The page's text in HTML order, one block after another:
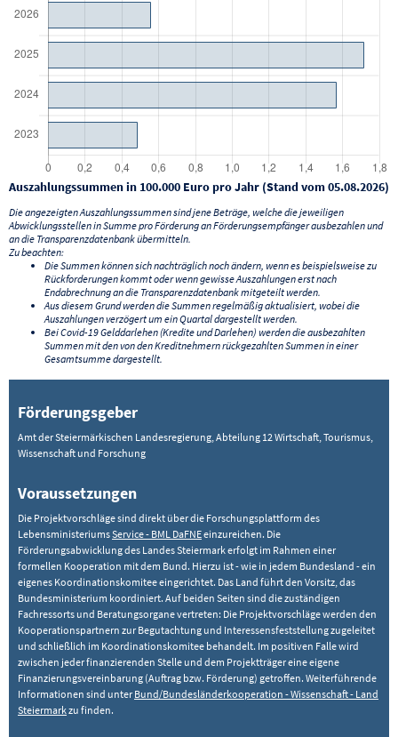
Auszahlungssummen in 100.000 Euro pro Jahr (Stand vom 05.08.2026)
Die angezeigten Auszahlungssummen sind jene Beträge, welche die jeweiligen
Abwicklungsstellen in Summe pro Förderung an Förderungsempfänger ausbezahlen und
an die Transparenzdatenbank übermitteln.
Zu beachten:
Die Summen können sich nachträglich noch ändern, wenn es beispielsweise zu
Rückforderungen kommt oder wenn gewisse Auszahlungen erst nach
Endabrechnung an die Transparenzdatenbank mitgeteilt werden.
Aus diesem Grund werden die Summen regelmäßig aktualisiert, wobei die
Auszahlungen verzögert um ein Quartal dargestellt werden.
Bei Covid-19 Gelddarlehen (Kredite und Darlehen) werden die ausbezahlten
Summen mit den von den Kreditnehmern rückgezahlten Summen in einer
Gesamtsumme dargestellt.
Förderungsgeber
Amt der Steiermärkischen Landesregierung, Abteilung 12 Wirtschaft, Tourismus,
Wissenschaft und Forschung
Voraussetzungen
Die Projektvorschläge sind direkt über die Forschungsplattform des
LebensministeriumsService - BML DaFNEeinzureichen. Die
Förderungsabwicklung des Landes Steiermark erfolgt im Rahmen einer
formellen Kooperation mit dem Bund. Hierzu ist - wie in jedem Bundesland - ein
eigenes Koordinationskomitee eingerichtet. Das Land führt den Vorsitz, das
Bundesministerium koordiniert. Auf beiden Seiten sind die zuständigen
Fachressorts und Beratungsorgane vertreten: Die Projektvorschläge werden den
Kooperationspartnern zur Begutachtung und Interessensfeststellung zugeleitet
und schließlich im Koordinationskomitee behandelt. Im positiven Falle wird
zwischen jeder finanzierenden Stelle und dem Projektträger eine eigene
Finanzierungsvereinbarung (Auftrag bzw. Förderung) getroffen. Weiterführende
Informationen sind unter Bund/Bundesländerkooperation - Wissenschaft - Land
Steiermarkzu finden.